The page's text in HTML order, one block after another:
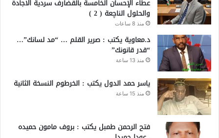
عطاء الإحسان الخامسة بالقضارف سردية الاجادة
والحلول الناچعة ( 2 )
منذ 8 ساعات
د.معاوية يكتب : صرير القلم … “مد لسانك”…
“قدر قانونك”
منذ 13 ساعة
ياسر حمد الدول يكتب : الخرطوم النسخة الثانية
منذ 15 ساعة
فتح الرحمن طمبل يكتب : بروف مامون حميده